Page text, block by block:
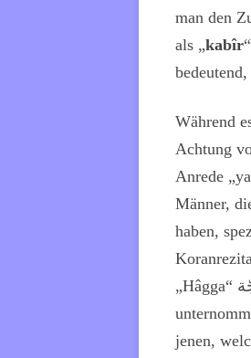
man den
als „kabîr
Während
Achtung
Anrede
Männer,
haben,
„Hâgga“
jenen,